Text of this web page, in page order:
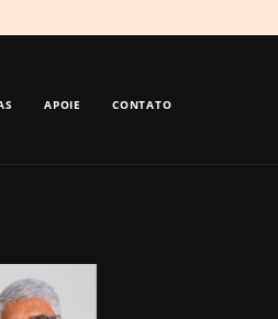
APOIE CONTATO